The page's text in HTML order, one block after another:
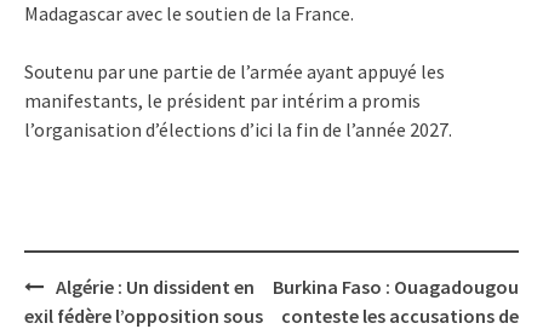
Madagascar avec le soutien de la France.
Soutenu par une partie de l’armée ayant appuyé les
manifestants, le président par intérim a promis
l’organisation d’élections d’ici la fin de l’année 2027.
Post
navigation
Algérie : Un dissident en
exil fédère l’opposition sous
Burkina Faso : Ouagadougou
conteste les accusations de